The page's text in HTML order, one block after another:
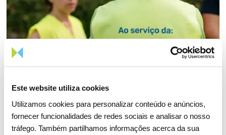
Este website utiliza cookies
Utilizamos cookies para personalizar conteúdo e anúncios,
fornecer funcionalidades de redes sociais e analisar o nosso
tráfego. Também partilhamos informações acerca da sua
Relatório Integrado
Responsabilidade Social
speed-E
Sustentabilidade
Transição Energética
Voluntariado